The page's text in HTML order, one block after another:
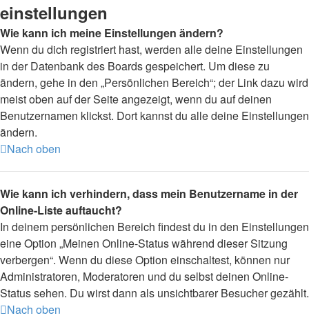
einstellungen
Wie kann ich meine Einstellungen ändern?
Wenn du dich registriert hast, werden alle deine Einstellungen
in der Datenbank des Boards gespeichert. Um diese zu
ändern, gehe in den „Persönlichen Bereich“; der Link dazu wird
meist oben auf der Seite angezeigt, wenn du auf deinen
Benutzernamen klickst. Dort kannst du alle deine Einstellungen
ändern.
Nach oben
Wie kann ich verhindern, dass mein Benutzername in der
Online-Liste auftaucht?
In deinem persönlichen Bereich findest du in den Einstellungen
eine Option „Meinen Online-Status während dieser Sitzung
verbergen“. Wenn du diese Option einschaltest, können nur
Administratoren, Moderatoren und du selbst deinen Online-
Status sehen. Du wirst dann als unsichtbarer Besucher gezählt.
Nach oben